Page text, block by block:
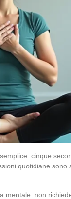
cinque
quotidiane sono
mentale: non